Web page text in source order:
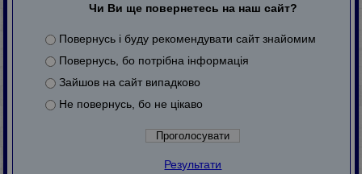
Чи Ви ще повернетесь на наш сайт?
Повернусь і буду рекомендувати сайт знайомим
Повернусь, бо потрібна інформація
Зайшов на сайт випадково
Не повернусь, бо не цікаво
Результати